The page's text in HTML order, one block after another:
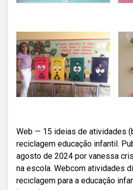
Web — 15 ideias de atividades
reciclagem educação infantil.
agosto de 2024 por vanessa
na escola. Webcom atividades
reciclagem para a educação